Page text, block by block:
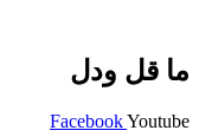
ما قل ودل
FacebookYoutube